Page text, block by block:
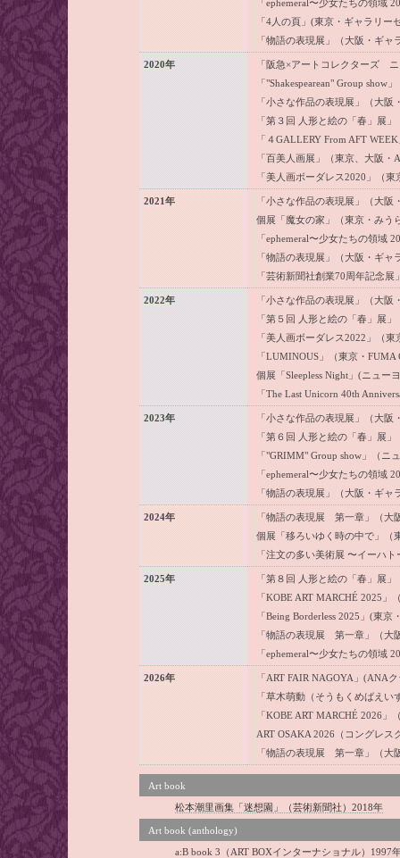
「ephemeral〜少女たちの領域
「4人の頁」(東京・ギャラリー
「物語の表現展」（大阪・ギャ
2020年
「阪急×アートコレクターズ
「"Shakespearean" Group show
「小さな作品の表現展」（大
「第３回 人形と絵の「春」展
「４GALLERY From AFT
「百美人画展」（東京、大阪
「美人画ボーダレス2020」（
2021年
「小さな作品の表現展」（大
個展「魔女の家」（東京・みう
「ephemeral〜少女たちの領域
「物語の表現展」（大阪・ギャ
「芸術新聞社創業70周年記念
2022年
「小さな作品の表現展」（大
「第５回 人形と絵の「春」展
「美人画ボーダレス2022」（
「LUMINOUS」（東京・
個展「Sleepless Night」(ニュー
「The Last Unicorn 40th
2023年
「小さな作品の表現展」（大
「第６回 人形と絵の「春」展
「"GRIMM" Group show」（ニ
「ephemeral〜少女たちの領域
「物語の表現展」（大阪・ギャ
2024年
「物語の表現展 第一章」（大
個展「移ろいゆく時の中で」（
「注文の多い美術展 〜イーハ
2025年
「第８回 人形と絵の「春」展
「KOBE ART MARCHÉ 2025
「Being Borderless 2025」(東
「物語の表現展 第一章」（大
「ephemeral〜少女たちの領域
2026年
「ART FAIR NAGOYA」(ANA
「草木萌動（そうもくめばえ
「KOBE ART MARCHÉ 2026
ART OSAKA 2026（コングレス
「物語の表現展 第一章」（大
Art book
松本潮里画集「迷想園」（芸術新聞社）2018年
Art book (anthology)
a:B book 3（ART BOXインターナショナル）1997